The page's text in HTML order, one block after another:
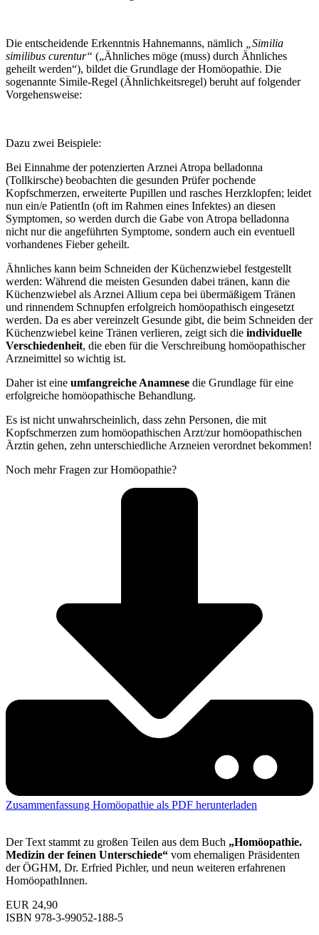
Die entscheidende Erkenntnis Hahnemanns, nämlich „Similia
similibus curentur“ („Ähnliches möge (muss) durch Ähnliches
geheilt werden“), bildet die Grundlage der Homöopathie. Die
sogenannte Simile-Regel (Ähnlichkeitsregel) beruht auf folgender
Vorgehensweise:
Dazu zwei Beispiele:
Bei Einnahme der potenzierten Arznei Atropa belladonna
(Tollkirsche) beobachten die gesunden Prüfer pochende
Kopfschmerzen, erweiterte Pupillen und rasches Herzklopfen; leidet
nun ein/e PatientIn (oft im Rahmen eines Infektes) an diesen
Symptomen, so werden durch die Gabe von Atropa belladonna
nicht nur die angeführten Symptome, sondern auch ein eventuell
vorhandenes Fieber geheilt.
Ähnliches kann beim Schneiden der Küchenzwiebel festgestellt
werden: Während die meisten Gesunden dabei tränen, kann die
Küchenzwiebel als Arznei Allium cepa bei übermäßigem Tränen
und rinnendem Schnupfen erfolgreich homöopathisch eingesetzt
werden. Da es aber vereinzelt Gesunde gibt, die beim Schneiden der
Küchenzwiebel keine Tränen verlieren, zeigt sich die individuelle
Verschiedenheit, die eben für die Verschreibung homöopathischer
Arzneimittel so wichtig ist.
Daher ist eine umfangreiche Anamnese die Grundlage für eine
erfolgreiche homöopathische Behandlung.
Es ist nicht unwahrscheinlich, dass zehn Personen, die mit
Kopfschmerzen zum homöopathischen Arzt/zur homöopathischen
Ärztin gehen, zehn unterschiedliche Arzneien verordnet bekommen!
Noch mehr Fragen zur Homöopathie?
Zusammenfassung Homöopathie als PDF herunterladen
Der Text stammt zu großen Teilen aus dem Buch „Homöopathie.
Medizin der feinen Unterschiede“ vom ehemaligen Präsidenten
der ÖGHM, Dr. Erfried Pichler, und neun weiteren erfahrenen
HomöopathInnen.
EUR 24,90
ISBN 978-3-99052-188-5